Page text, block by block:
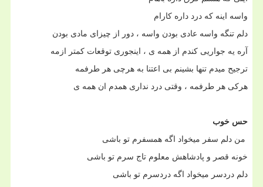
واسه اینه که درد داره کارام
دلم تنگه واسه عادی بودن واسه ، دور از چیزای مادی بودن
آره یه جواریی کندم از همه ی ، اینجوری توقعات کمتر ازمه
ترجیح میدم تنها بشینم بی اعتنا به هرچی هر طرفمه
هرکی هر طرفمه ، وقتی درد نداری همدم ان همه ی
حس خوب
من دلم سفر میخواد اگه همسفرم تو باشی
خونه قصر و پادشاهش معلوم تاج سرم تو باشی
دلم دردسر میخواد اگه دردسرم تو باشی